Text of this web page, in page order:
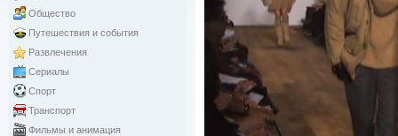
Общество
Путешествия и события
Развлечения
Сериалы
Спорт
Транспорт
Фильмы и анимация